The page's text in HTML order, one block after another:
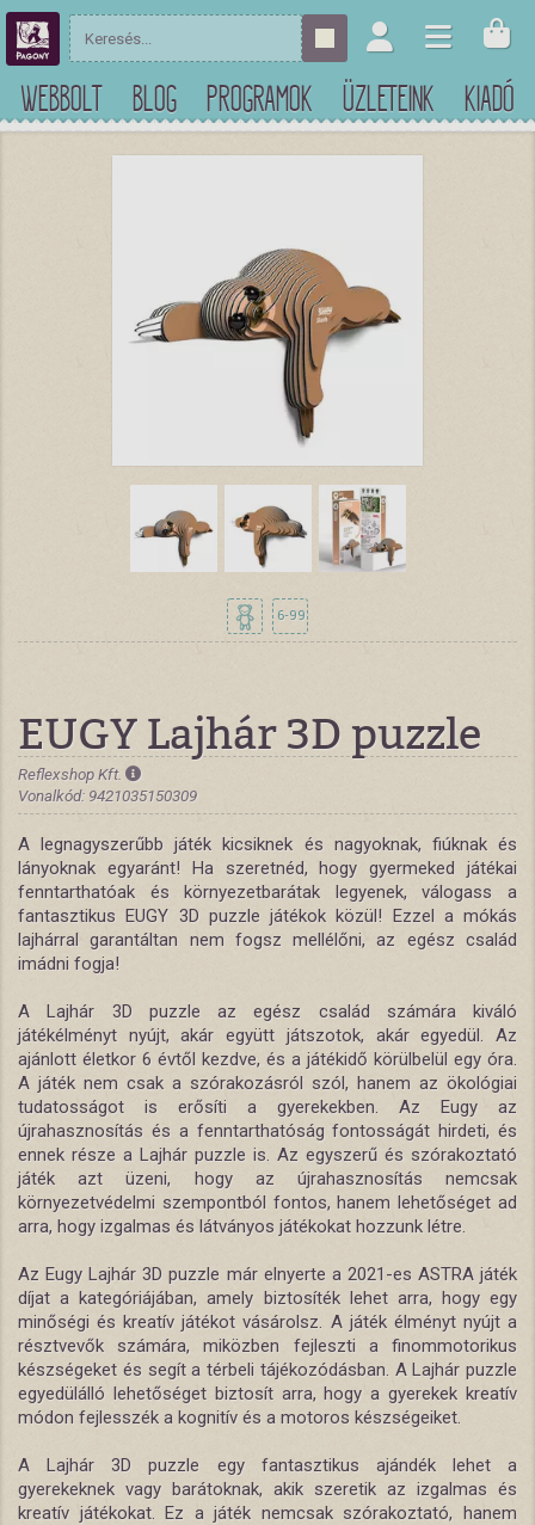
WEBBOLT BLOG PROGRAMOK ÜZLETEINK KIADÓ
6-99
EUGY Lajhár 3D puzzle
Reflexshop Kft.
Vonalkód: 9421035150309
A legnagyszerűbb játék kicsiknek és nagyoknak, fiúknak és
lányoknak egyaránt! Ha szeretnéd, hogy gyermeked játékai
fenntarthatóak és környezetbarátak legyenek, válogass a
fantasztikus EUGY 3D puzzle játékok közül! Ezzel a mókás
lajhárral garantáltan nem fogsz mellélőni, az egész család
imádni fogja!
A Lajhár 3D puzzle az egész család számára kiváló
játékélményt nyújt, akár együtt játszotok, akár egyedül. Az
ajánlott életkor 6 évtől kezdve, és a játékidő körülbelül egy óra.
A játék nem csak a szórakozásról szól, hanem az ökológiai
tudatosságot is erősíti a gyerekekben. Az Eugy az
újrahasznosítás és a fenntarthatóság fontosságát hirdeti, és
ennek része a Lajhár puzzle is. Az egyszerű és szórakoztató
játék azt üzeni, hogy az újrahasznosítás nemcsak
környezetvédelmi szempontból fontos, hanem lehetőséget ad
arra, hogy izgalmas és látványos játékokat hozzunk létre.
Az Eugy Lajhár 3D puzzle már elnyerte a 2021-es ASTRA játék
díjat a kategóriájában, amely biztosíték lehet arra, hogy egy
minőségi és kreatív játékot vásárolsz. A játék élményt nyújt a
résztvevők számára, miközben fejleszti a finommotorikus
készségeket és segít a térbeli tájékozódásban. A Lajhár puzzle
egyedülálló lehetőséget biztosít arra, hogy a gyerekek kreatív
módon fejlesszék a kognitív és a motoros készségeiket.
A Lajhár 3D puzzle egy fantasztikus ajándék lehet a
gyerekeknek vagy barátoknak, akik szeretik az izgalmas és
kreatív játékokat. Ez a játék nemcsak szórakoztató, hanem